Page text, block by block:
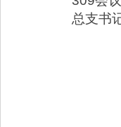
总支书